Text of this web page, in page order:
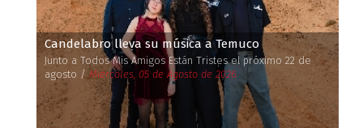
Candelabro lleva su música a Temuco
Junto a Todos Mis Amigos Están Tristes el próximo 22 de
agosto /Miércoles, 05 de Agosto de 2026